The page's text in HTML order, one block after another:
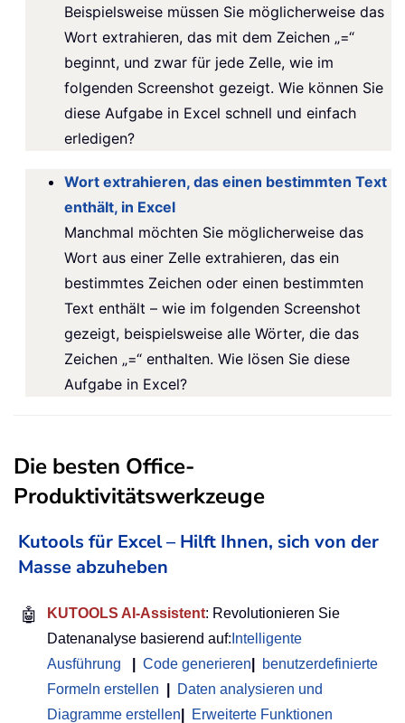
Beispielsweise müssen Sie möglicherweise das
Wort extrahieren, das mit dem Zeichen „=“
beginnt, und zwar für jede Zelle, wie im
folgenden Screenshot gezeigt. Wie können Sie
diese Aufgabe in Excel schnell und einfach
erledigen?
Wort extrahieren, das einen bestimmten Text
enthält, in Excel
Manchmal möchten Sie möglicherweise das
Wort aus einer Zelle extrahieren, das ein
bestimmtes Zeichen oder einen bestimmten
Text enthält – wie im folgenden Screenshot
gezeigt, beispielsweise alle Wörter, die das
Zeichen „=“ enthalten. Wie lösen Sie diese
Aufgabe in Excel?
Die besten Office-
Produktivitätswerkzeuge
Kutools für Excel – Hilft Ihnen, sich von der
Masse abzuheben
🤖 KUTOOLS AI-Assistent: Revolutionieren Sie
Datenanalyse basierend auf: Intelligente
Ausführung
Code generieren
benutzerdefinierte
Formeln erstellen
Daten analysieren und
Diagramme erstellen
Erweiterte Funktionen